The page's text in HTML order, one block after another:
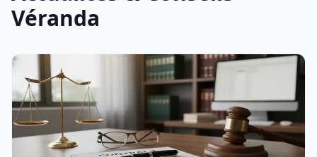
Véranda